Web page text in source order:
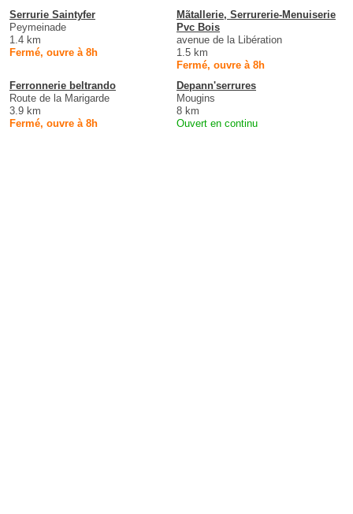
Serrurie Saintyfer
Peymeinade
1.4 km
Fermé, ouvre à 8h
Mãtallerie, Serrurerie-Menuiserie
Pvc Bois
avenue de la Libération
1.5 km
Fermé, ouvre à 8h
Ferronnerie beltrando
Route de la Marigarde
3.9 km
Fermé, ouvre à 8h
Depann'serrures
Mougins
8 km
Ouvert en continu